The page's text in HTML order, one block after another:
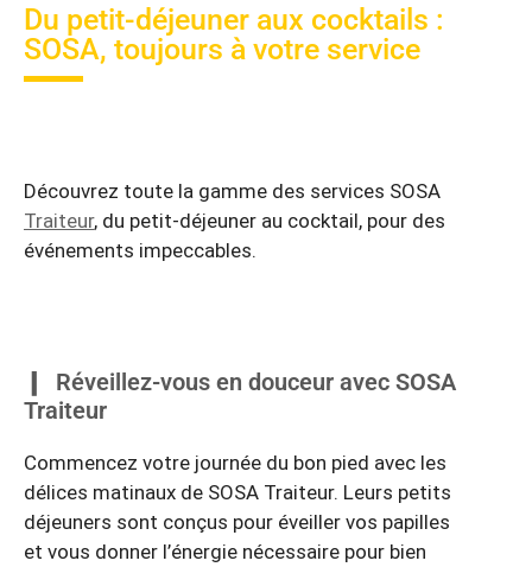
Du petit-déjeuner aux cocktails :
SOSA, toujours à votre service
Découvrez toute la gamme des services SOSA
Traiteur, du petit-déjeuner au cocktail, pour des
événements impeccables.
Réveillez-vous en douceur avec SOSA
Traiteur
Commencez votre journée du bon pied avec les
délices matinaux de SOSA Traiteur. Leurs petits
déjeuners sont conçus pour éveiller vos papilles
et vous donner l’énergie nécessaire pour bien